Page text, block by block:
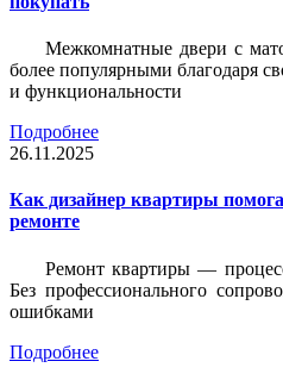
Межкомнатные двери с
более популярными благодаря
и функциональности
Подробнее
26.11.2025
Как дизайнер квартиры
ремонте
Ремонт квартиры —
Без профессионального
ошибками
Подробнее